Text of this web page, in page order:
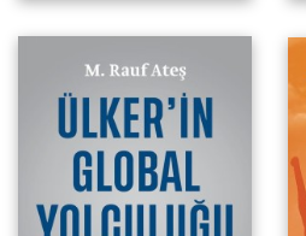
Murat Ülker’le Yönetim ve
Liderlik